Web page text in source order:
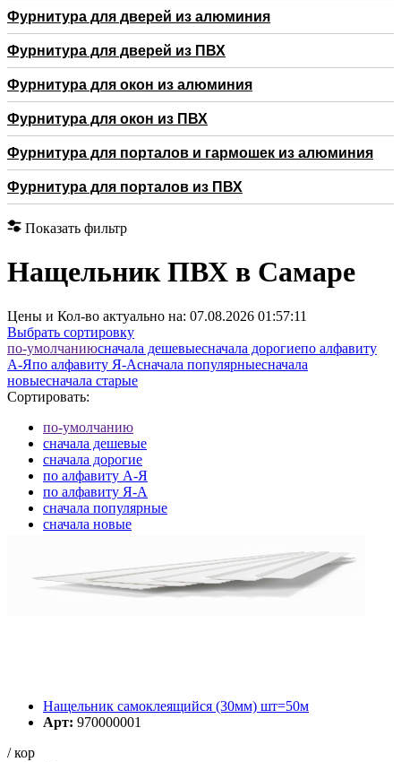
Фурнитура для дверей из алюминия
Фурнитура для дверей из ПВХ
Фурнитура для окон из алюминия
Фурнитура для окон из ПВХ
Фурнитура для порталов и гармошек из алюминия
Фурнитура для порталов из ПВХ
Показать фильтр
Нащельник ПВХ в Самаре
Цены и Кол-во актуально на: 07.08.2026 01:57:11
Выбрать сортировку
по-умолчаниюcначала дешевыеcначала дорогиепо алфавиту
А-Япо алфавиту Я-Аcначала популярныеcначала
новыеcначала старые
Сортировать:
по-умолчанию
cначала дешевые
cначала дорогие
по алфавиту А-Я
по алфавиту Я-А
cначала популярные
cначала новые
Элементов на страницу
Нащельник самоклеящийся (30мм) шт=50м
Арт: 970000001
/ кор